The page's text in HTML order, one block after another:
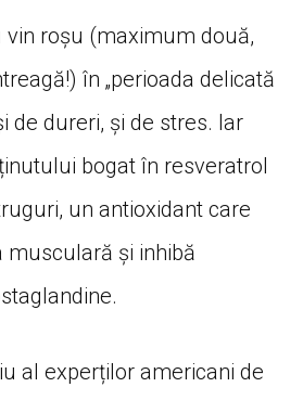
vin roșu (maximum două,
în „perioada delicată
de dureri, și de stres. Iar
bogat în resveratrol
un antioxidant care
musculară și inhibă
al experților americani de